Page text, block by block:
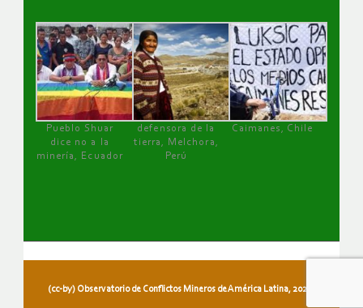
Pueblo Shuar
dice no a la
minería, Ecuador
defensora de la
tierra, Melchora,
Perú
Caimanes, Chile
(cc-by) Observatorio de Conflictos Mineros de América Latina, 2026